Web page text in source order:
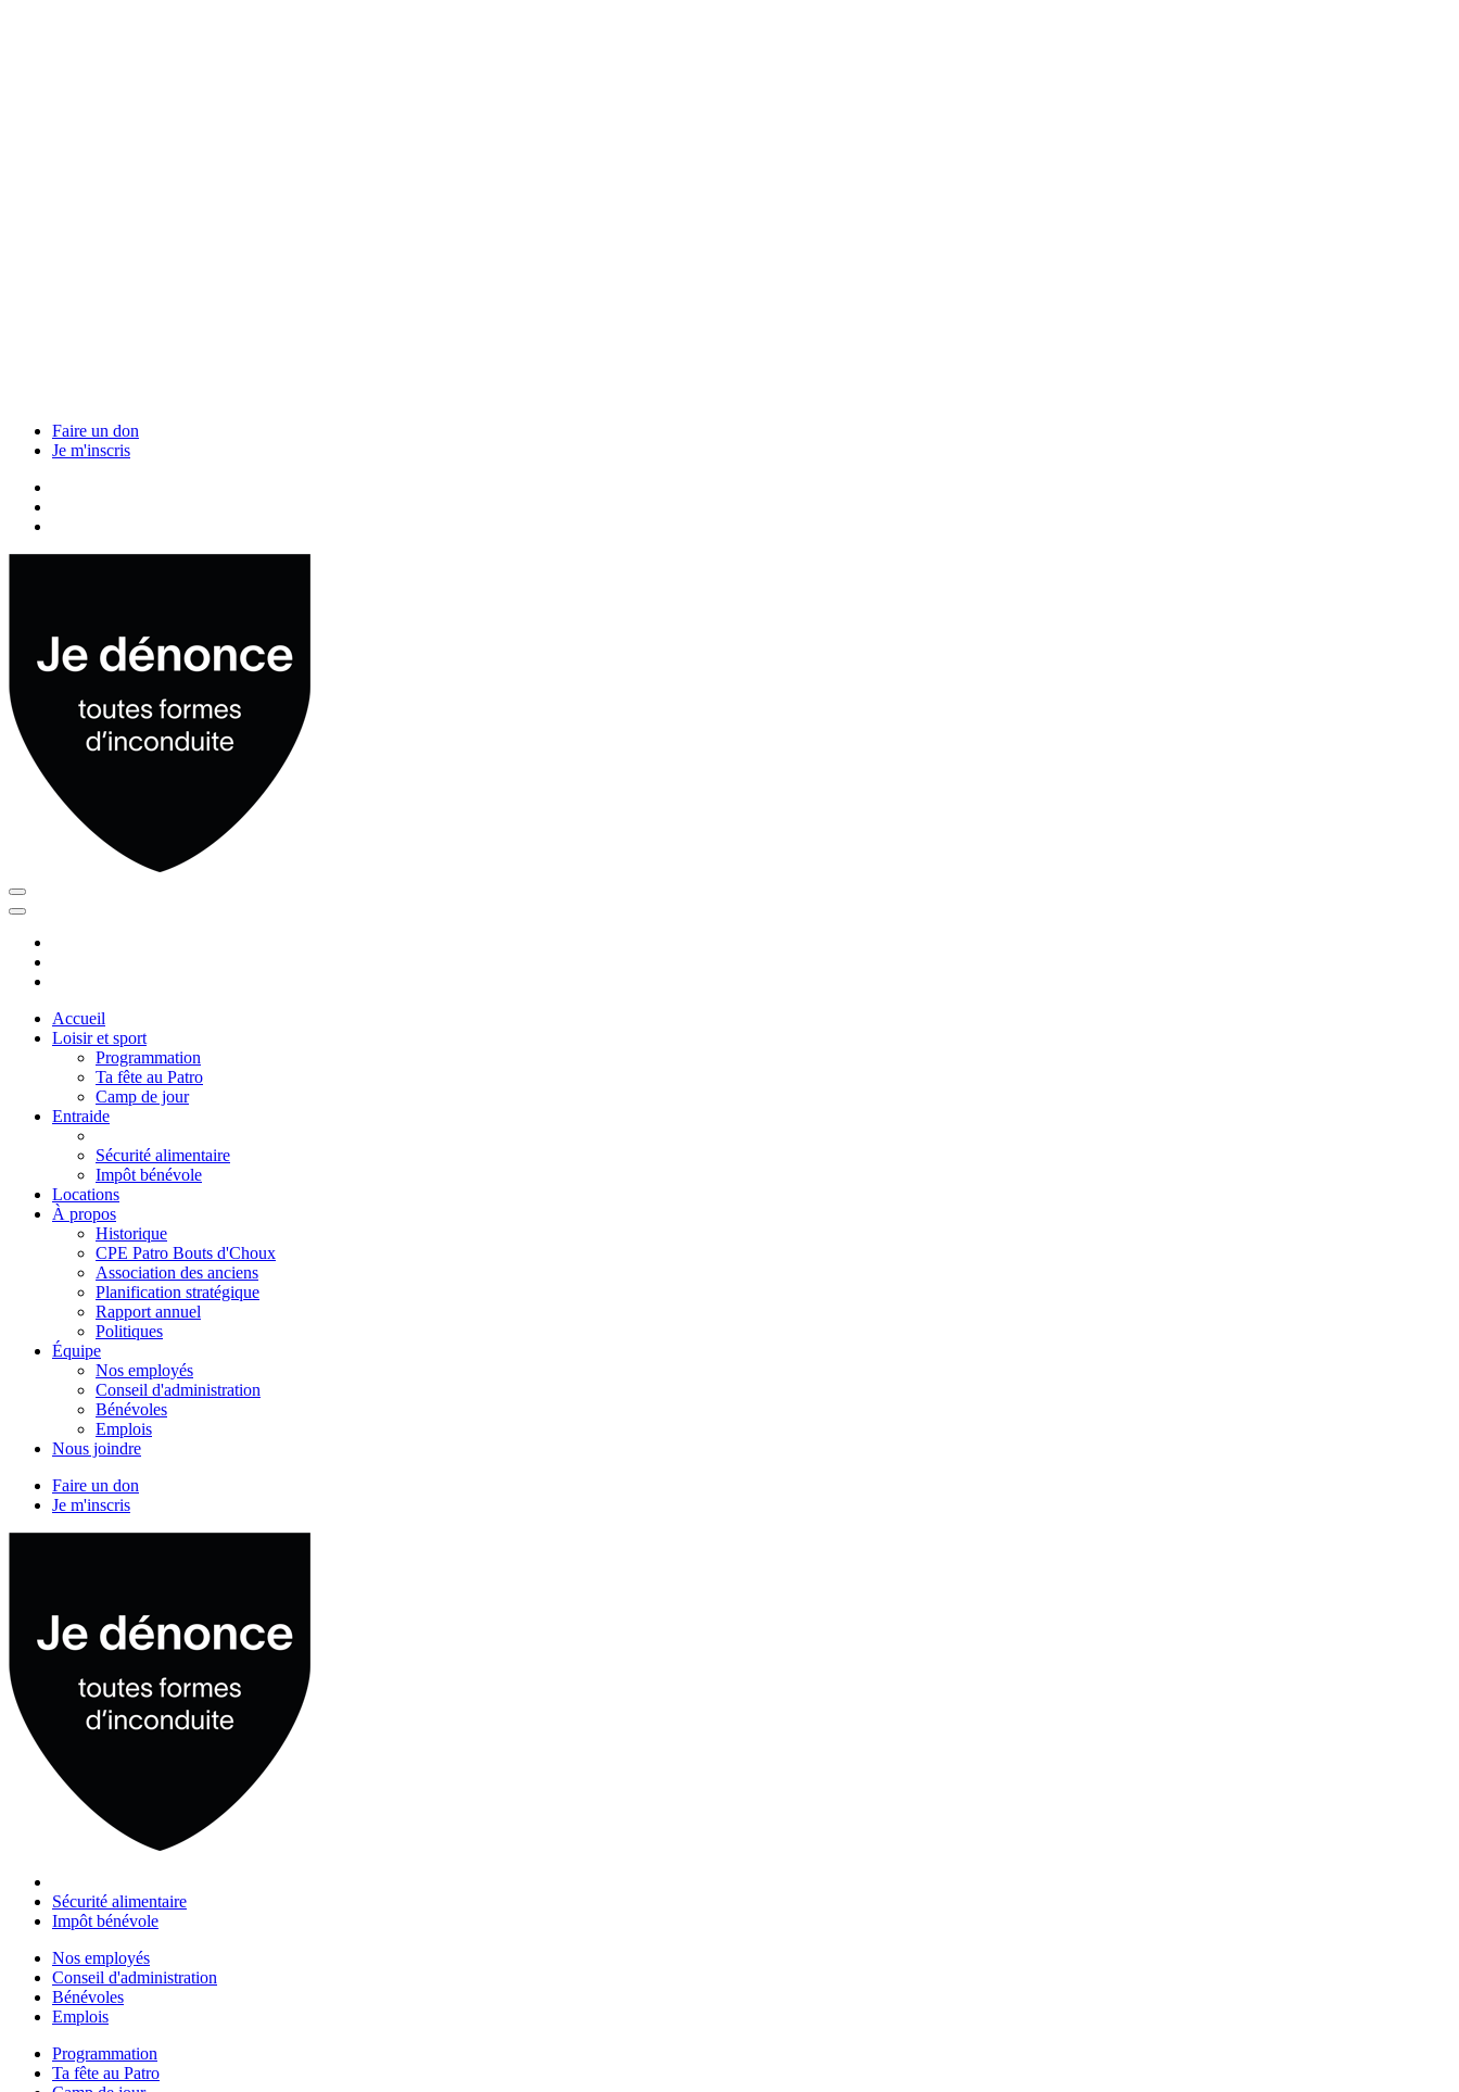
Faire un don
Je m'inscris
Accueil
Loisir et sport
Programmation
Ta fête au Patro
Camp de jour
Entraide
Sécurité alimentaire
Impôt bénévole
Locations
À propos
Historique
CPE Patro Bouts d'Choux
Association des anciens
Planification stratégique
Rapport annuel
Politiques
Équipe
Nos employés
Conseil d'administration
Bénévoles
Emplois
Nous joindre
Faire un don
Je m'inscris
Sécurité alimentaire
Impôt bénévole
Nos employés
Conseil d'administration
Bénévoles
Emplois
Programmation
Ta fête au Patro